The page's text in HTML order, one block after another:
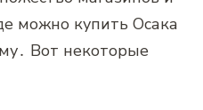
можно купить Осака
Вот некоторые